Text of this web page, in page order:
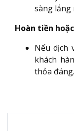
sàng lắng
Hoàn tiền
Nếu dịch
khách
thỏa đáng.